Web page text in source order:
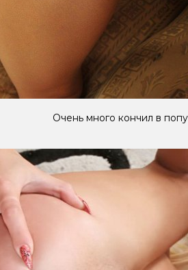
Очень много кончил в попу